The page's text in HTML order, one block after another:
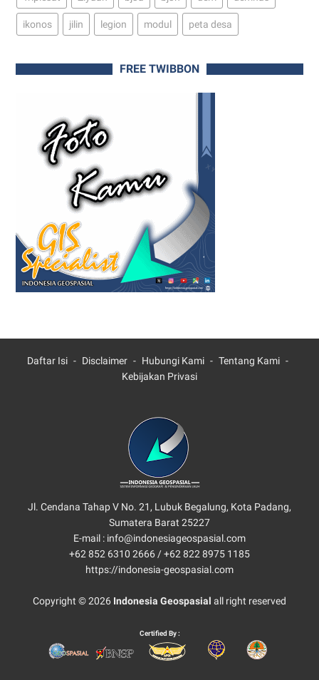
ikonos jilin legion modul peta desa
FREE TWIBBON
Daftar Isi Disclaimer Hubungi Kami
Tentang Kami
Kebijakan Privasi
Jl. Cendana Tahap V No. 21, Lubuk Begalung, Kota Padang,
Sumatera Barat 25227
E-mail : info@indonesiageospasial.com
+62 852 6310 2666 /+62 822 8975 1185
https://indonesia-geospasial.com
Copyright © 2026 Indonesia Geospasial all right reserved
Certified By :